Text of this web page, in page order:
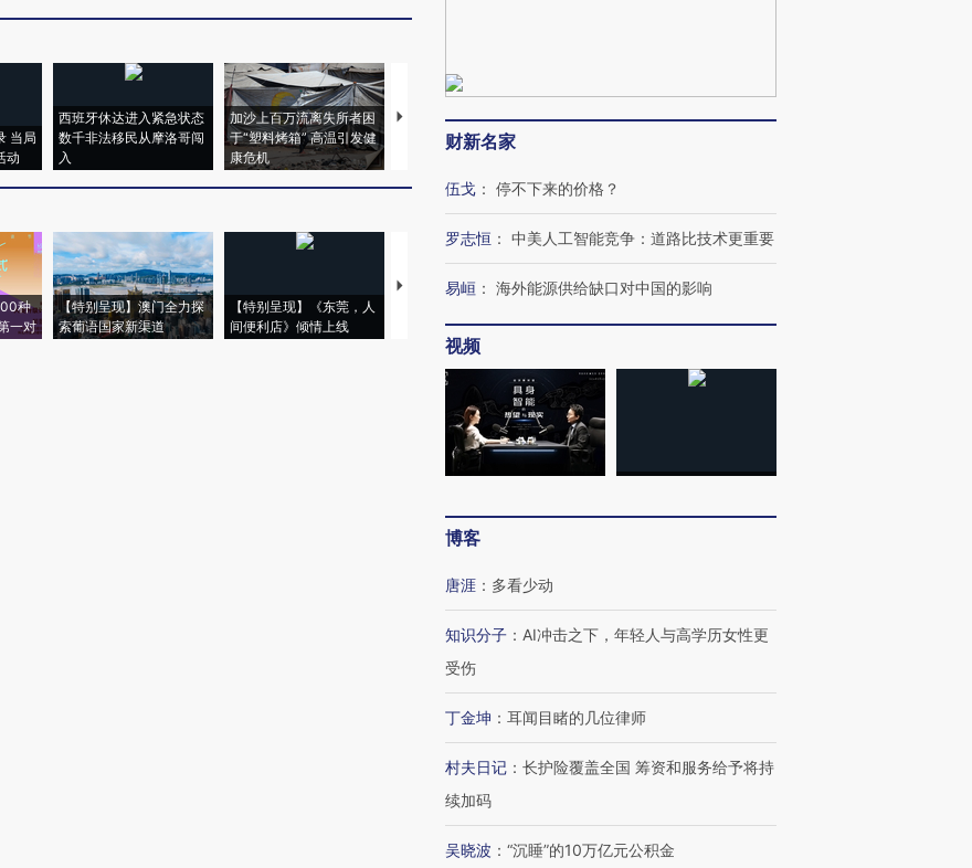
当局
动
西班牙休达进入紧急状态
数千非法移民从摩洛哥闯
入
加沙上百万流离失所者困
于“塑料烤箱” 高温引发健
康危机
视线｜HYROX的吸金
术：是什么让中产们甘
马航飞行员跨国走私7万
视线｜被称为“蟑螂”的印
种
一对
【特别呈现】澳门全力探
索葡语国家新渠道
【特别呈现】《东莞，人
间便利店》倾情上线
【推广】走进第四届链博
有意思的生活方式·第三对
住三大增长引擎是什么？
财新名家
伍戈 ： 停不下来的价格？
罗志恒 ： 中美人工智能竞争：道路比技术更重要
易峘 ： 海外能源供给缺口对中国的影响
视频
博客
唐涯 ： 多看少动
知识分子 ： AI冲击之下，年轻人与高学历女性更
受伤
丁金坤 ： 耳闻目睹的几位律师
村夫日记 ： 长护险覆盖全国 筹资和服务给予将持
续加码
吴晓波 ： “沉睡”的10万亿元公积金